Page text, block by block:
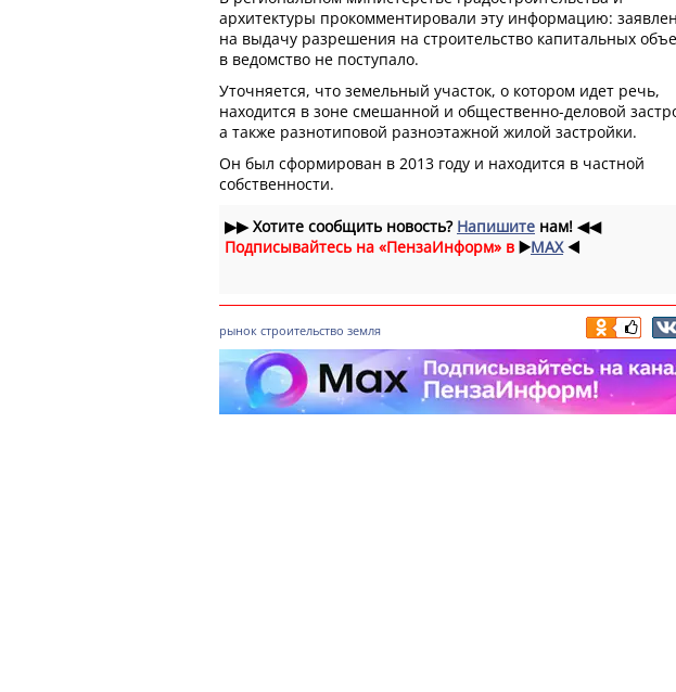
архитектуры прокомментировали эту информацию:
на выдачу разрешения на строительство капитальных
в ведомство не поступало.
Уточняется, что земельный участок, о котором идет речь,
находится в зоне смешанной и общественно-деловой
а также разнотиповой разноэтажной жилой застройки.
Он был сформирован в 2013 году и находится в частной
собственности.
▶▶Хотите сообщить новость? Напишите нам! ◀◀
Подписывайтесь на «ПензаИнформ» в ▶️MAX ◀️
рынок строительство земля